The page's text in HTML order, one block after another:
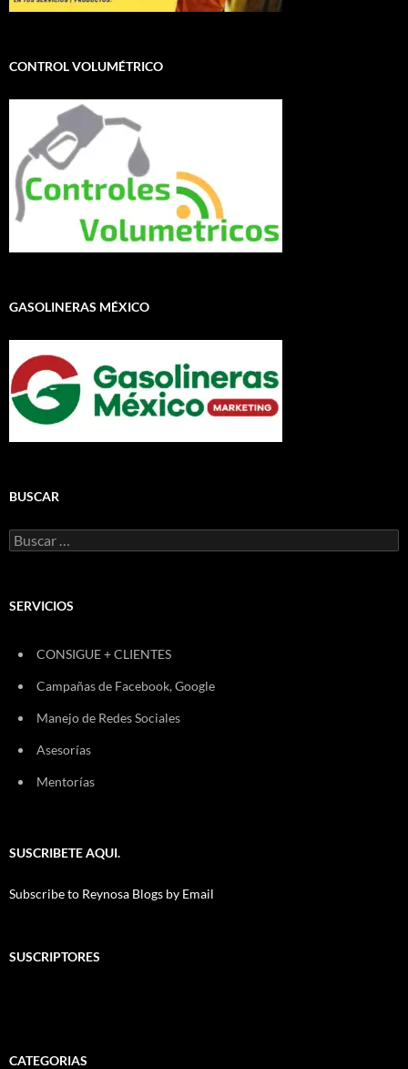
CONTROL VOLUMÉTRICO
GASOLINERAS MÉXICO
BUSCAR
Buscar:
SERVICIOS
CONSIGUE + CLIENTES
Campañas de Facebook, Google
Manejo de Redes Sociales
Asesorías
Mentorías
SUSCRIBETE AQUI.
Subscribe to Reynosa Blogs by Email
SUSCRIPTORES
CATEGORIAS